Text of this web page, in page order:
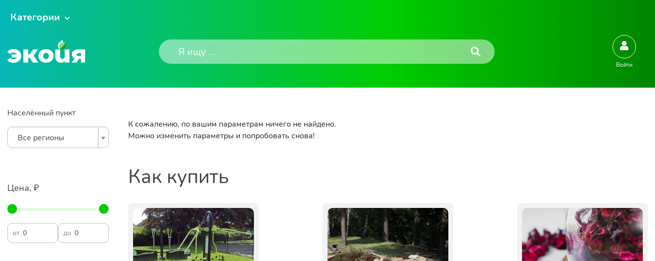
Категории
Войти
Населённый пункт
Все регионы
Цена, ₽
от до
К сожалению, по вашим параметрам ничего не найдено.
Можно изменить параметры и попробовать снова!
Как купить